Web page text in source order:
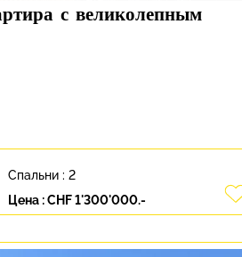
с великолепным
Цена :CHF 1'300'000.-
Спальни : 2